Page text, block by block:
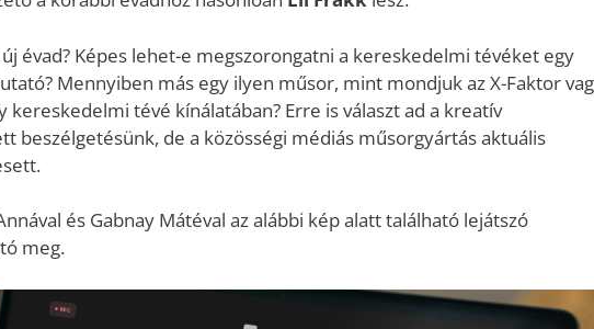
évad? Képes lehet-e megszorongatni a kereskedelmi tévéket egy
Mennyiben más egy ilyen műsor, mint mondjuk az X-Faktor
kereskedelmi tévé kínálatában? Erre is választ ad a kreatív
beszélgetésünk, de a közösségi médiás műsorgyártás aktuális
és Gabnay Mátéval az alábbi kép alatt található lejátszó
meg.